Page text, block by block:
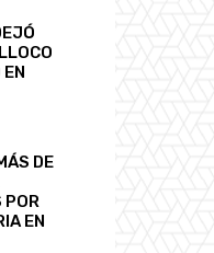
DE
POR
EN